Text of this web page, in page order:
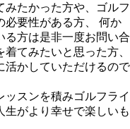
みたかった方や、ゴルフ
必要性がある方、 何か
る方は是非一度お問い合
てみたいと思った方、
活かしていただけるので
スンを積みゴルフライ
生がより幸せで楽しいも